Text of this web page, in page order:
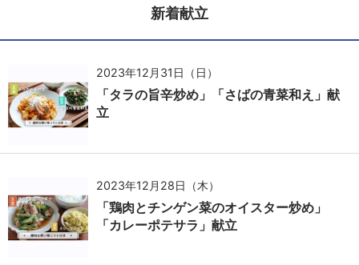
新着献立
2023年12月31日（日）
「タラの旨辛炒め」「さばの青菜和え」献
立
2023年12月28日（木）
「鶏肉とチンゲン菜のオイスター炒め」
「カレーポテサラ」献立